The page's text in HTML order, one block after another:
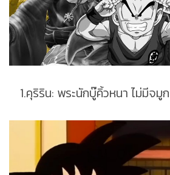
1.คุริริน: พระนักบู๊คิ้วหนา ไม่มีจ